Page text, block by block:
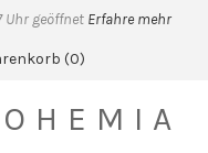
Uhr geöffnet Erfahre mehr
0